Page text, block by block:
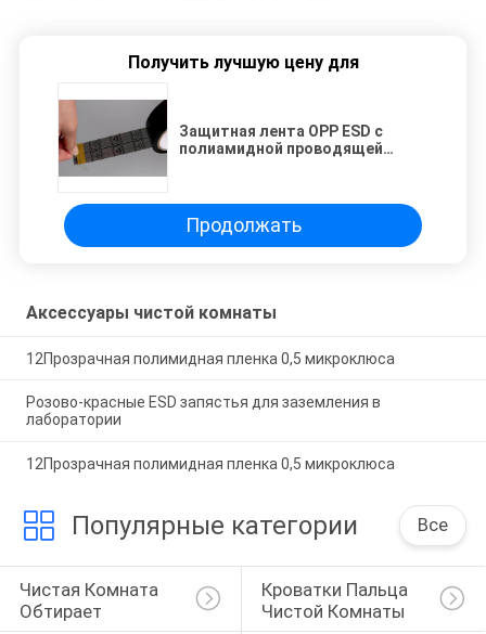
Получить лучшую цену для
Защитная лента OPP ESD с
полиамидной проводящей
Продолжать
Аксессуары чистой комнаты
12Прозрачная полимидная пленка 0,5 микроклюса
Розово-красные ESD запястья для заземления в
лаборатории
12Прозрачная полимидная пленка 0,5 микроклюса
Популярные категории Все
Чистая Комната
Обтирает
Кроватки Пальца
Чистой Комнаты